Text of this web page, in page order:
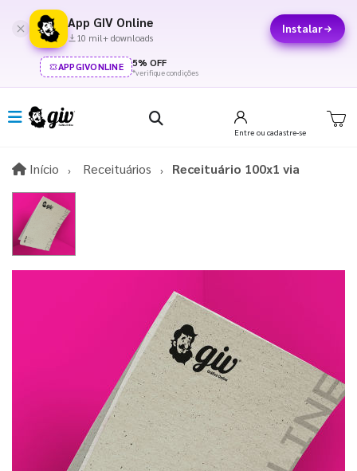
App GIV Online
10 mil+ downloads
Instalar
APPGIVONLINE 5% OFF
*verifique condições
Entre ou cadastre-se
Início InícioReceituários Receituário 100x1 via